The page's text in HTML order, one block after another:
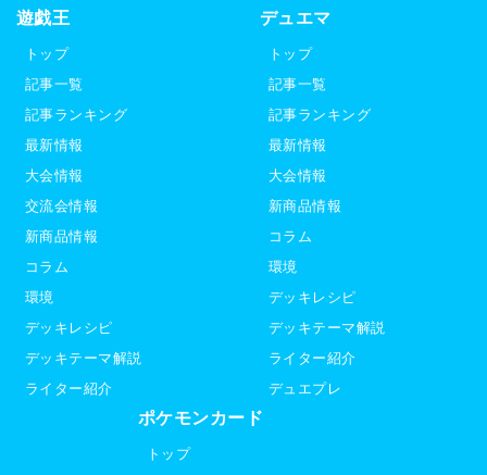
遊戯王
トップ
記事一覧
記事ランキング
最新情報
大会情報
交流会情報
新商品情報
コラム
環境
デッキレシピ
デッキテーマ解説
ライター紹介
デュエマ
トップ
記事一覧
記事ランキング
最新情報
大会情報
新商品情報
コラム
環境
デッキレシピ
デッキテーマ解説
ライター紹介
デュエプレ
ポケモンカード
トップ